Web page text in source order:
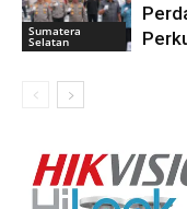
Sumatera
Selatan